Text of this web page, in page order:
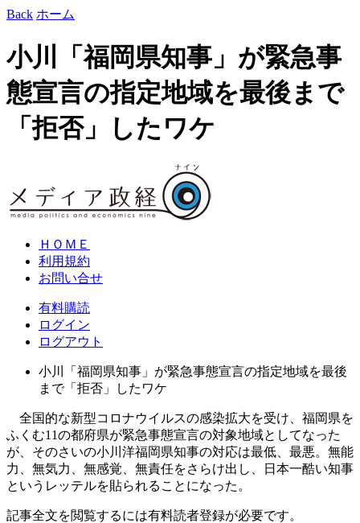
Back ホーム
小川「福岡県知事」が緊急事
態宣言の指定地域を最後まで
「拒否」したワケ
ＨＯＭＥ
利用規約
お問い合せ
有料購読
ログイン
ログアウト
小川「福岡県知事」が緊急事態宣言の指定地域を最後
まで「拒否」したワケ
全国的な新型コロナウイルスの感染拡大を受け、福岡県を
ふくむ11の都府県が緊急事態宣言の対象地域としてなった
が、そのさいの小川洋福岡県知事の対応は最低、最悪。無能
力、無気力、無感覚、無責任をさらけ出し、日本一酷い知事
というレッテルを貼られることになった。
記事全文を閲覧するには有料読者登録が必要です。